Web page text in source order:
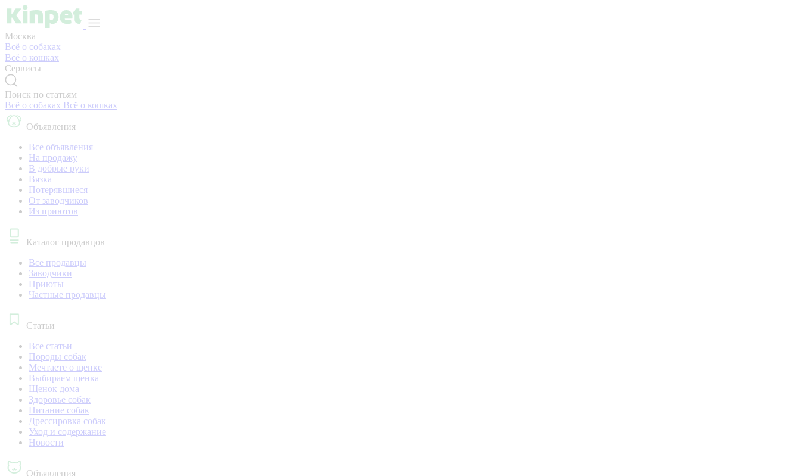
Москва
Всё о собаках
Всё о кошках
Сервисы
Поиск по статьям
Всё о собаках Всё о кошках
Объявления
Все объявления
На продажу
В добрые руки
Вязка
Потерявшиеся
От заводчиков
Из приютов
Каталог продавцов
Все продавцы
Заводчики
Приюты
Частные продавцы
Статьи
Все статьи
Породы собак
Мечтаете о щенке
Выбираем щенка
Щенок дома
Здоровье собак
Питание собак
Дрессировка собак
Уход и содержание
Новости
Объявления